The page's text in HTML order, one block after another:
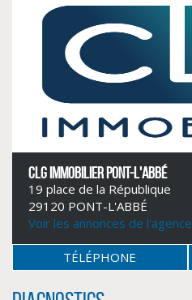
CLG IMMOBILIER PONT-L'ABBÉ
19 place de la République
29120 PONT-L'ABBÉ
Voir les annonces de l'agence
TÉLÉPHONE